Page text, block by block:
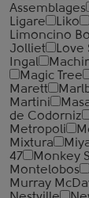
Assemblages
Ligare
Liko
Limoncino
Jolliet
Love
Ingal
Magic Tree
Marett
Martini
de Codorniz
Metropoli
Mixtura
47
Monkey
Montelobos
Murray